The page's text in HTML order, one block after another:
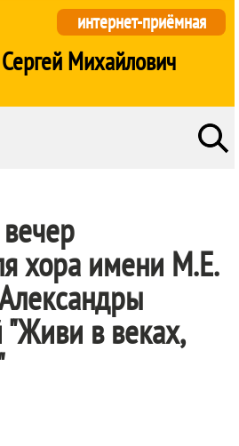
Михайлович
интернет-приёмная
хора имени М.Е.
в веках,